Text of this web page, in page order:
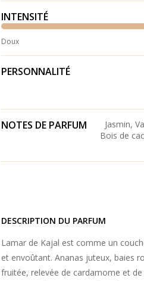
INTENSITÉ
Doux
PERSONNALITÉ
NOTES DE PARFUM
Jasmin,
Bois de
DESCRIPTION DU PARFUM
Lamar de Kajal est comme un
et envoûtant. Ananas juteux, baies
fruitée, relevée de cardamome et